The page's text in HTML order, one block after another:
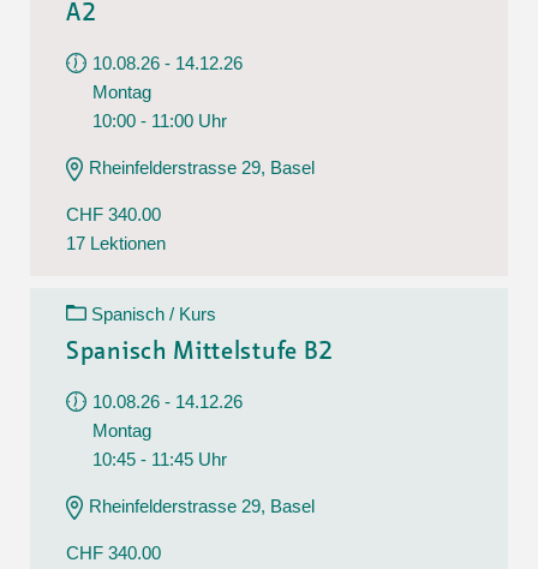
A2
10.08.26 - 14.12.26
Montag
10:00 - 11:00 Uhr
Rheinfelderstrasse 29, Basel
CHF 340.00
17 Lektionen
Spanisch / Kurs
Spanisch Mittelstufe B2
10.08.26 - 14.12.26
Montag
10:45 - 11:45 Uhr
Rheinfelderstrasse 29, Basel
CHF 340.00